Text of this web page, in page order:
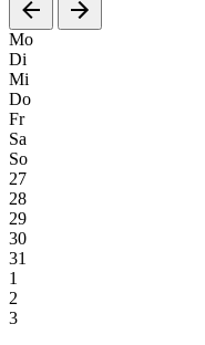
Mo
Di
Mi
Do
Fr
Sa
So
27
28
29
30
31
1
2
3